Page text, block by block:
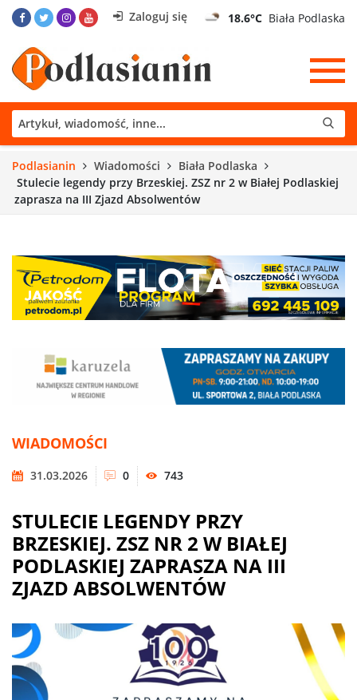
Zaloguj się 18.6°C Biała Podlaska
Podlasianin Wiadomości
Biała Podlaska
Stulecie legendy przy Brzeskiej. ZSZ nr 2 w Białej Podlaskiej
zaprasza na III Zjazd Absolwentów
WIADOMOŚCI
31.03.2026 0 743
STULECIE LEGENDY PRZY
BRZESKIEJ. ZSZ NR 2 W BIAŁEJ
PODLASKIEJ ZAPRASZA NA III
ZJAZD ABSOLWENTÓW